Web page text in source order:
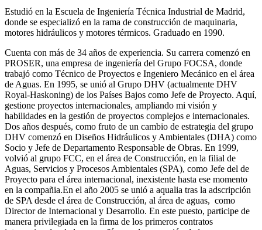
Estudió en la Escuela de Ingeniería Técnica Industrial de Madrid,
donde se especializó en la rama de construcción de maquinaria,
motores hidráulicos y motores térmicos. Graduado en 1990.
Cuenta con más de 34 años de experiencia. Su carrera comenzó en
PROSER, una empresa de ingeniería del Grupo FOCSA, donde
trabajó como Técnico de Proyectos e Ingeniero Mecánico en el área
de Aguas. En 1995, se unió al Grupo DHV (actualmente DHV
Royal-Haskoning) de los Países Bajos como Jefe de Proyecto. Aquí,
gestione proyectos internacionales, ampliando mi visión y
habilidades en la gestión de proyectos complejos e internacionales.
Dos años después, como fruto de un cambio de estrategia del grupo
DHV comenzó en Diseños Hidráulicos y Ambientales (DHA) como
Socio y Jefe de Departamento Responsable de Obras. En 1999,
volvió al grupo FCC, en el área de Construcción, en la filial de
Aguas, Servicios y Procesos Ambientales (SPA), como Jefe del de
Proyecto para el área internacional, inexistente hasta ese momento
en la compañia.En el año 2005 se unió a aqualia tras la adscripción
de SPA desde el área de Construcción, al área de aguas, como
Director de Internacional y Desarrollo. En este puesto, participe de
manera privilegiada en la firma de los primeros contratos